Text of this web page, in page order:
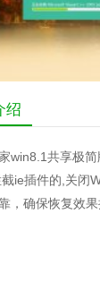
绍
win8.1共享极
ie插件的,关闭
，确保恢复效